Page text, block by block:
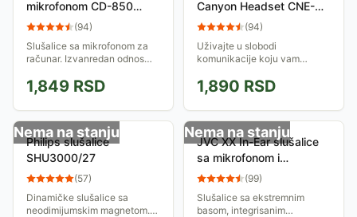
mikrofonom CD-850
03SLACD850
(94)
Slušalice sa mikrofonom za
računar. Izvanredan odnos
zvučnika je 50mm, dužina
kabla je 2.1m. Idealan set za
komunikaciju...
1,849 RSD
Canyon Headset CNE-
CHSU1B (94)
Uživajte u slobodi
komunikacije koju vam
slušalice sa eksternim
mikrofonom. Podesive su,
veoma su udobne za nošenje
i pružaju...
1,890 RSD
Nema na stanju
Philips slušalice
SHU3000/27
(57)
Dinamičke slušalice sa
neodimijumskim magnetom.
Nema na stanju
JVC XX In-Ear slušalice
sa mikrofonom i
daljinskim HA-FR201
(99)
Slušalice sa ekstremnim
basom, integrisanim